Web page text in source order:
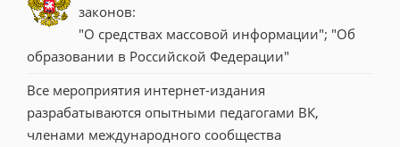
законов:
"О средствах массовой информации"; "Об
образовании в Российской Федерации"
Все мероприятия интернет-издания
разрабатываются опытными педагогами ВК,
членами международного сообщества